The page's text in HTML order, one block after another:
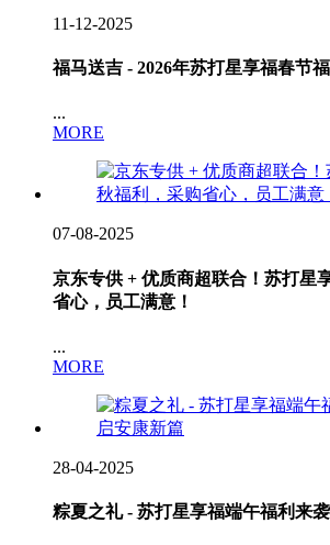
11-12-2025
福马送吉 - 2026年苏打星享福春节
...
MORE
07-08-2025
京东专供 + 优质商超联合！苏打星
省心，员工满意！
...
MORE
28-04-2025
粽夏之礼 - 苏打星享福端午福利来